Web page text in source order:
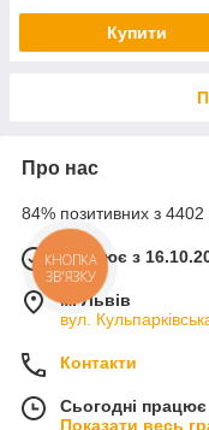
Купити
Про нас
84% позитивних з 4402
Працює з
м. Львів
вул.
Контакти
Сьогодні
Показати весь
КНОПКА
ЗВ'ЯЗКУ